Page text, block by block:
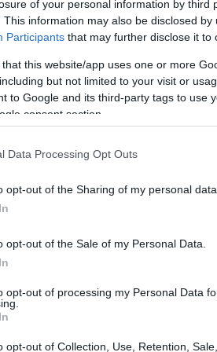
of your personal information by third
This information may also be disclosed
Participants that may further disclose it to
that this website/app uses one or more
but not limited to your visit or
to Google and its third-party tags to use
consent section.
Data Processing Opt Outs
opt-out of the Sharing of my personal data.
opt-out of the Sale of my Personal Data.
opt-out of processing my Personal Data
opt-out of Collection, Use, Retention,
από την ίδια την εταιρεία.
πλέον για την ιαπωνική
χώρας η εξέλιξη της
και από τις συναντήσεις που
ο Κισίντα με τον CEO της